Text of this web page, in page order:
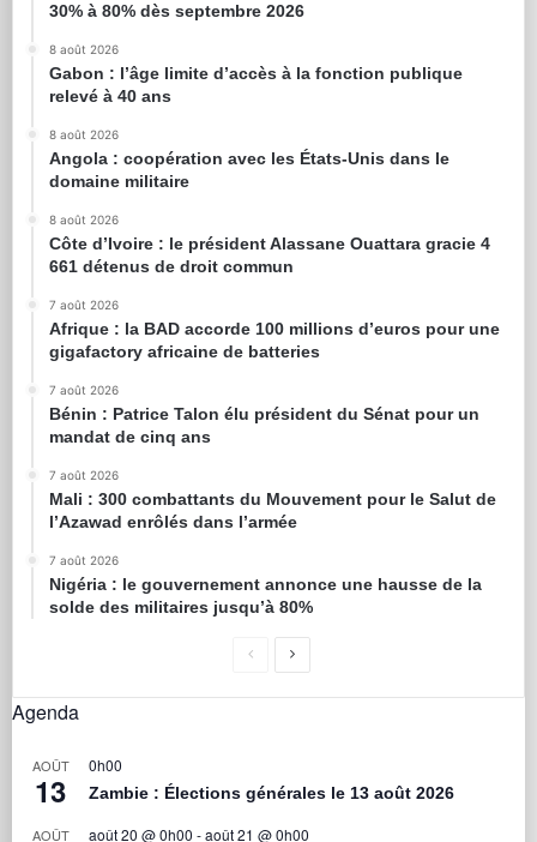
30% à 80% dès septembre 2026
8 août 2026
Gabon : l’âge limite d’accès à la fonction publique
relevé à 40 ans
8 août 2026
Angola : coopération avec les États-Unis dans le
domaine militaire
8 août 2026
Côte d’Ivoire : le président Alassane Ouattara gracie 4
661 détenus de droit commun
7 août 2026
Afrique : la BAD accorde 100 millions d’euros pour une
gigafactory africaine de batteries
7 août 2026
Bénin : Patrice Talon élu président du Sénat pour un
mandat de cinq ans
7 août 2026
Mali : 300 combattants du Mouvement pour le Salut de
l’Azawad enrôlés dans l’armée
7 août 2026
Nigéria : le gouvernement annonce une hausse de la
solde des militaires jusqu’à 80%
Agenda
AOÛT
13
0h00
Zambie : Élections générales le 13 août 2026
AOÛT août 20 @ 0h00 -août 21 @ 0h00